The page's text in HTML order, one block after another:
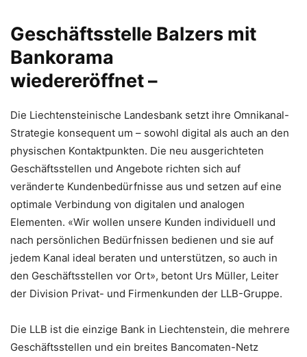
Geschäftsstelle Balzers mit
Bankorama
wiedereröffnet –
Die Liechtensteinische Landesbank setzt ihre Omnikanal-
Strategie konsequent um – sowohl digital als auch an den
physischen Kontaktpunkten. Die neu ausgerichteten
Geschäftsstellen und Angebote richten sich auf
veränderte Kundenbedürfnisse aus und setzen auf eine
optimale Verbindung von digitalen und analogen
Elementen. «Wir wollen unsere Kunden individuell und
nach persönlichen Bedürfnissen bedienen und sie auf
jedem Kanal ideal beraten und unterstützen, so auch in
den Geschäftsstellen vor Ort», betont Urs Müller, Leiter
der Division Privat- und Firmenkunden der LLB-Gruppe.
Die LLB ist die einzige Bank in Liechtenstein, die mehrere
Geschäftsstellen und ein breites Bancomaten-Netz